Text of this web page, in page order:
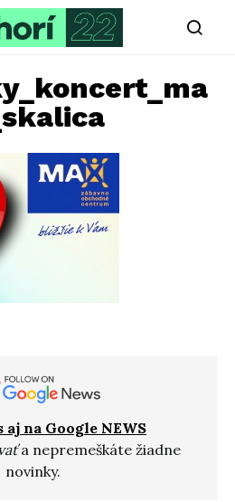
aj na Google NEWS
a nepremeškáte žiadne
novinky.